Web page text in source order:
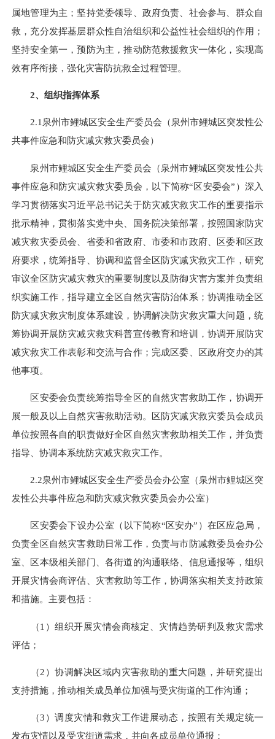
属地管理为主；坚持党委领导、政府负责、社会参与、群众自
救，充分发挥基层群众性自治组织和公益性社会组织的作用；
坚持安全第一，预防为主，推动防范救援救灾一体化，实现高
效有序衔接，强化灾害防抗救全过程管理。
2、组织指挥体系
2.1泉州市鲤城区安全生产委员会（泉州市鲤城区突发性公
共事件应急和防灾减灾救灾委员会）
泉州市鲤城区安全生产委员会（泉州市鲤城区突发性公共
事件应急和防灾减灾救灾委员会，以下简称“区安委会”）深入
学习贯彻落实习近平总书记关于防灾减灾救灾工作的重要指示
批示精神，贯彻落实党中央、国务院决策部署，按照国家防灾
减灾救灾委员会、省委和省政府、市委和市政府、区委和区政
府要求，统筹指导、协调和监督全区防灾减灾救灾工作，研究
审议全区防灾减灾救灾的重要制度以及防御灾害方案并负责组
织实施工作，指导建立全区自然灾害防治体系；协调推动全区
防灾减灾救灾制度体系建设，协调解决防灾救灾重大问题，统
筹协调开展防灾减灾救灾科普宣传教育和培训，协调开展防灾
减灾救灾工作表彰和交流与合作；完成区委、区政府交办的其
他事项。
区安委会负责统筹指导全区的自然灾害救助工作，协调开
展一般及以上自然灾害救助活动。区防灾减灾救灾委员会成员
单位按照各自的职责做好全区自然灾害救助相关工作，并负责
指导、协调本系统防灾减灾救灾工作。
2.2泉州市鲤城区安全生产委员会办公室（泉州市鲤城区突
发性公共事件应急和防灾减灾救灾委员会办公室）
区安委会下设办公室（以下简称“区安办”）在区应急局，
负责全区自然灾害救助日常工作，负责与市防减救委员会办公
室、区本级相关部门、各街道的沟通联络、信息通报等，组织
开展灾情会商评估、灾害救助等工作，协调落实相关支持政策
和措施。主要包括：
（1）组织开展灾情会商核定、灾情趋势研判及救灾需求
评估；
（2）协调解决区域内灾害救助的重大问题，并研究提出
支持措施，推动相关成员单位加强与受灾街道的工作沟通；
（3）调度灾情和救灾工作进展动态，按照有关规定统一
发布灾情以及受灾街道需求，并向各成员单位通报；